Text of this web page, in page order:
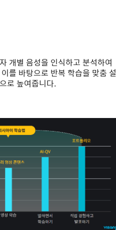
개별 음성을 인식하고 분석하여
를 바탕으로 반복 학습을 맞춤 설
로 높여줍니다.